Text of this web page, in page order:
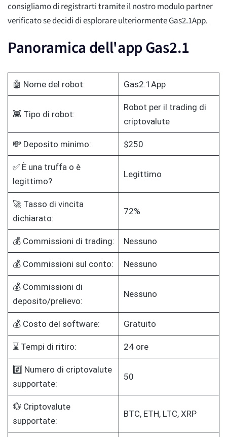
consigliamo di registrarti tramite il nostro modulo partner
verificato se decidi di esplorare ulteriormente Gas2.1App.
Panoramica dell'app Gas2.1
🤖 Nome del robot: Gas2.1App
👾 Tipo di robot:
Robot per il trading di
criptovalute
💸 Deposito minimo: $250
✅ È una truffa o è
legittimo?
Legittimo
🚀 Tasso di vincita
dichiarato:
72%
💰 Commissioni di trading: Nessuno
💰 Commissioni sul conto: Nessuno
💰 Commissioni di
deposito/prelievo:
Nessuno
💰 Costo del software: Gratuito
⌛ Tempi di ritiro: 24 ore
#️⃣ Numero di criptovalute
supportate:
50
💱 Criptovalute
supportate:
BTC, ETH, LTC, XRP